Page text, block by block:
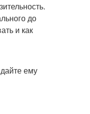
до
и как
ему